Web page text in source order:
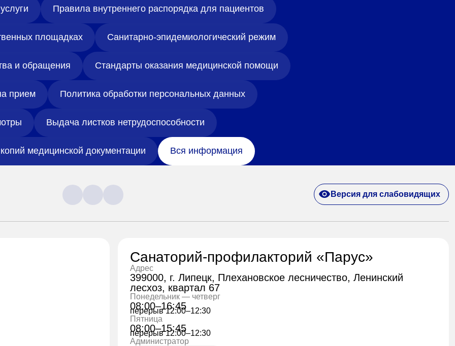
Правила внутреннего распорядка для пациентов
площадках Санитарно-эпидемиологический режим
и обращения Стандарты оказания медицинской помощи
прием Политика обработки персональных данных
Выдача листков нетрудоспособности
медицинской документации Вся информация
Версия для слабовидящих
Санаторий-профилакторий «Парус»
Адрес
399000, г. Липецк, Плехановское лесничество, Ленинский
лесхоз, квартал 67
Понедельник — четверг
08:00–16:45
перерыв 12:00–12:30
Пятница
08:00–15:45
перерыв 12:00–12:30
Администратор